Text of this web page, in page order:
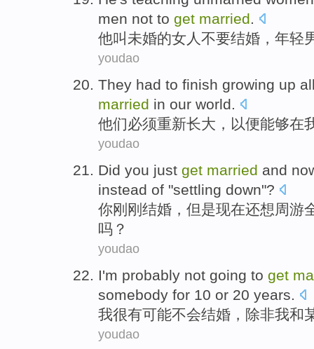
men not to get married.
他叫 未婚的女人 不要结婚 ， 年轻
youdao
They had to finish growing up
married in our world.
他们必须重新长大 ， 以便能够在
youdao
Did you just get married and
instead of "settling down"?
你刚刚 结婚 ， 但是现在还想周游
吗？
youdao
I'm probably not going to get
somebody for 10 or 20 years.
我很有可能不会结婚 ， 除非我和
youdao